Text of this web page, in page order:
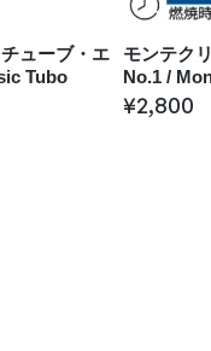
ューブ・エ
Tubo
モンテク
No.1 /
¥2,800